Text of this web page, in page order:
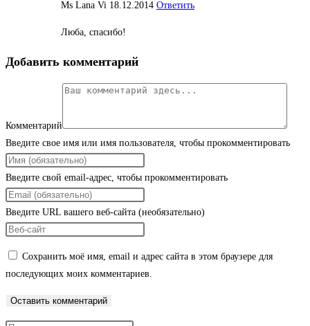
Ms Lana Vi 18.12.2014 Ответить
Люба, спасибо!
Добавить комментарий
Комментарий
Введите свое имя или имя пользователя, чтобы прокомментировать
Введите свой email-адрес, чтобы прокомментировать
Введите URL вашего веб-сайта (необязательно)
Сохранить моё имя, email и адрес сайта в этом браузере для
последующих моих комментариев.